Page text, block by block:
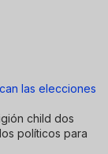
las elecciones
child dos
políticos para